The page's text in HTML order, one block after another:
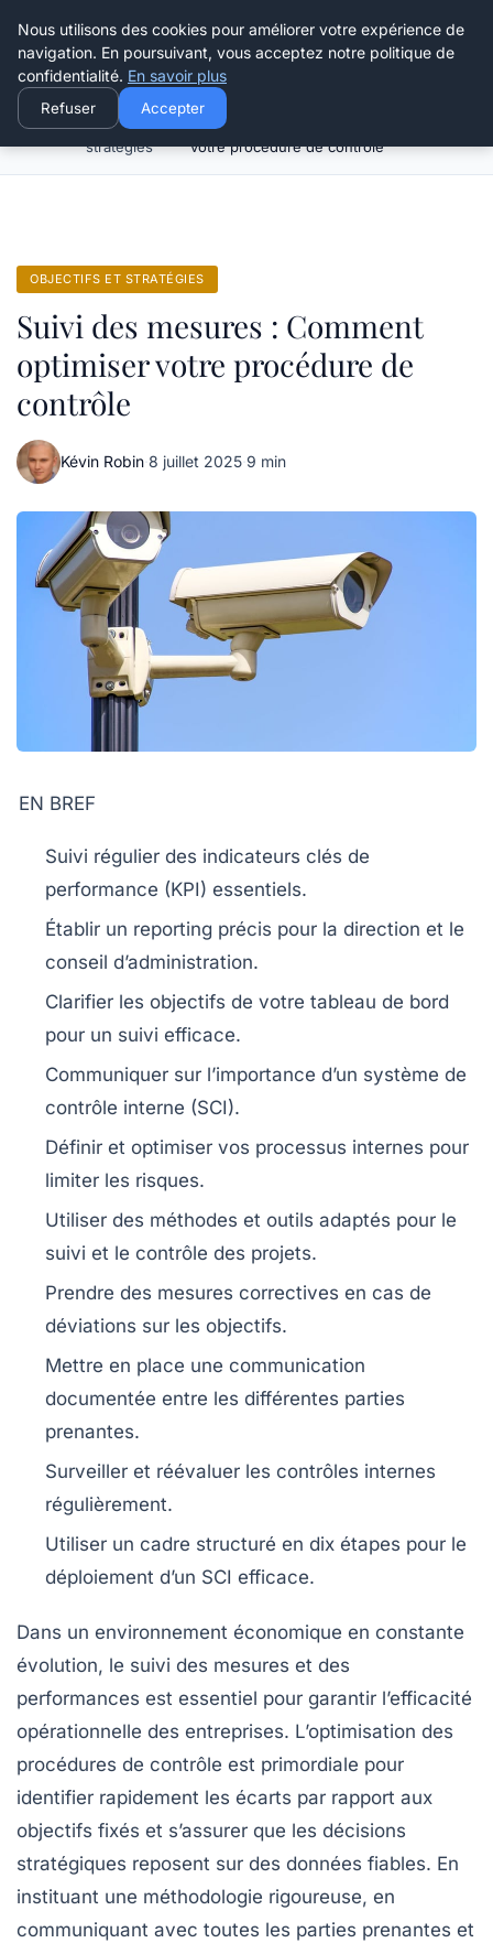
Henry Panky
Objectifs et
stratégies
Suivi des mesures : Comment optimiser
votre procédure de contrôle
OBJECTIFS ET STRATÉGIES
Suivi des mesures : Comment
optimiser votre procédure de
contrôle
Kévin Robin·8 juillet 2025·9 min
EN BREF
Suivi régulier des indicateurs clés de
performance (KPI) essentiels.
Établir un reporting précis pour la direction et le
conseil d’administration.
Clarifier les objectifs de votre tableau de bord
pour un suivi efficace.
Communiquer sur l’importance d’un système de
contrôle interne (SCI).
Définir et optimiser vos processus internes pour
limiter les risques.
Utiliser des méthodes et outils adaptés pour le
suivi et le contrôle des projets.
Prendre des mesures correctives en cas de
déviations sur les objectifs.
Mettre en place une communication
documentée entre les différentes parties
prenantes.
Surveiller et réévaluer les contrôles internes
régulièrement.
Utiliser un cadre structuré en dix étapes pour le
déploiement d’un SCI efficace.
Dans un environnement économique en constante
évolution, le suivi des mesures et des
performances est essentiel pour garantir l’efficacité
opérationnelle des entreprises. L’optimisation des
procédures de contrôle est primordiale pour
identifier rapidement les écarts par rapport aux
objectifs fixés et s’assurer que les décisions
stratégiques reposent sur des données fiables. En
instituant une méthodologie rigoureuse, en
communiquant avec toutes les parties prenantes et
Nous utilisons des cookies pour améliorer votre expérience de
navigation. En poursuivant, vous acceptez notre politique de
confidentialité. En savoir plus
Refuser Accepter